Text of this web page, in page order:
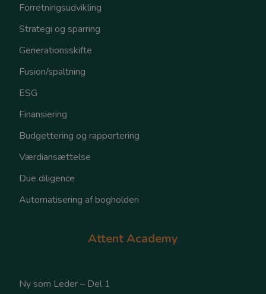
Forretningsudvikling
Strategi og sparring
Generationsskifte
Fusion/spaltning
ESG
Finansiering
Budgettering og rapportering
Værdiansættelse
Due diligence
Automatisering af bogholderi
Attent Academy
Ny som Leder – Del 1